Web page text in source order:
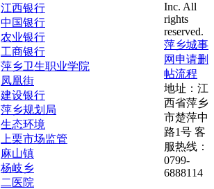
江西银行
中国银行
农业银行
工商银行
萍乡卫生职业学院
凤凰街
建设银行
萍乡规划局
生态环境
上栗市场监管
麻山镇
杨岐乡
二医院
Inc. All
rights
reserved.
萍乡城事
网申请删
帖流程
地址：江
西省萍乡
市楚萍中
路1号 客
服热线：
0799-
6888114